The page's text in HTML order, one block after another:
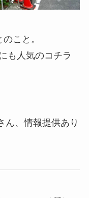
こと。
も人気のコチラ
、情報提供あり